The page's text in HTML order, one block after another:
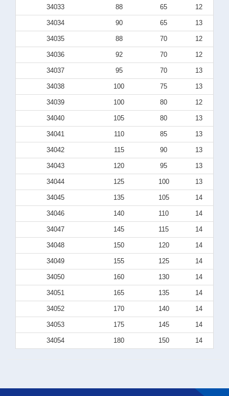
34033 88 65 12
34034 90 65 13
34035 88 70 12
34036 92 70 12
34037 95 70 13
34038 100 75 13
34039 100 80 12
34040 105 80 13
34041 110 85 13
34042 115 90 13
34043 120 95 13
34044 125 100 13
34045 135 105 14
34046 140 110 14
34047 145 115 14
34048 150 120 14
34049 155 125 14
34050 160 130 14
34051 165 135 14
34052 170 140 14
34053 175 145 14
34054 180 150 14